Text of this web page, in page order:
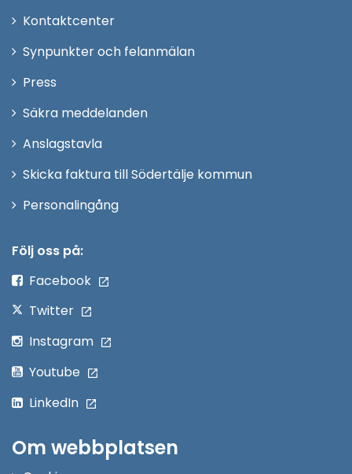
KontaktcenterÖppna
Synpunkter och felanmälan
Press
fönster
Säkra meddelanden
Anslagstavla
Skicka faktura till Södertälje kommun
PersonalingångÖppna
Följ oss på:
Facebook
Twitter
Instagram
Youtube
LinkedIn
Om webbplatsen